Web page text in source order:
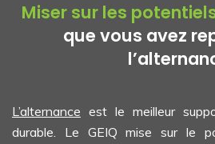
Miser sur les
que vous avez
L’alternance est le meilleur
durable. Le GEIQ mise sur le